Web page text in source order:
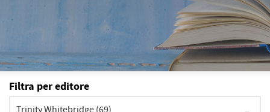
Filtra per editore